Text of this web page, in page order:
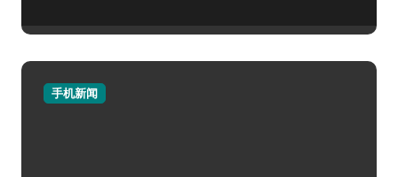
手机新闻